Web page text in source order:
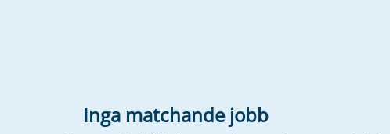
Inga matchande jobb